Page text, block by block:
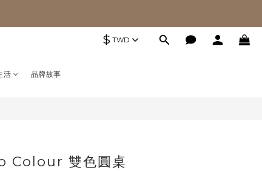
$ TWD
活 品牌故事
Colour 雙色圓桌